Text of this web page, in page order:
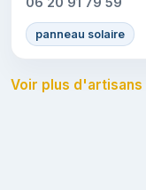
panneau solaire
Voir plus d'artisans